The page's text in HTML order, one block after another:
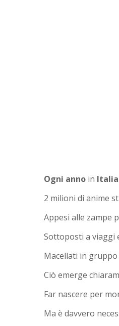
Ogni anno in Italia
2 milioni di anime
Appesi alle zampe
Sottoposti a viaggi
Macellati in
Ciò emerge
Far nascere per
Ma è davvero